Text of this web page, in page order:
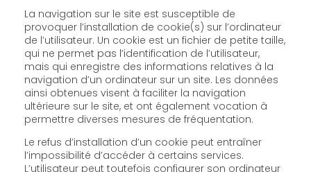
La navigation sur le site est susceptible de
provoquer l’installation de cookie(s) sur l’ordinateur
de l’utilisateur. Un cookie est un fichier de petite taille,
qui ne permet pas l’identification de l’utilisateur,
mais qui enregistre des informations relatives à la
navigation d’un ordinateur sur un site. Les données
ainsi obtenues visent à faciliter la navigation
ultérieure sur le site, et ont également vocation à
permettre diverses mesures de fréquentation.
Le refus d’installation d’un cookie peut entraîner
l’impossibilité d’accéder à certains services.
L’utilisateur peut toutefois configurer son ordinateur